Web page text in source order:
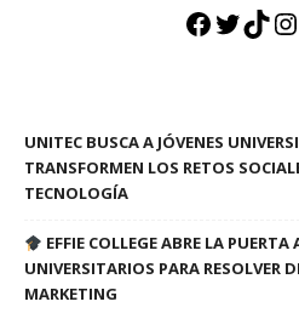
UNITEC BUSCA A JÓVENES
TRANSFORMEN LOS RETOS
TECNOLOGÍA
EFFIE COLLEGE ABRE LA
UNIVERSITARIOS PARA RESOLVER
MARKETING